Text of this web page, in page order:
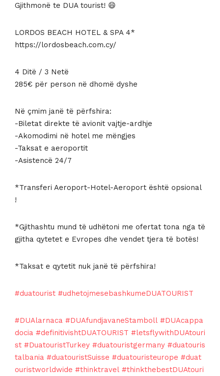
415 €. është:
285 €.
Gjithmonë te DUA tourist! 😄
LORDOS BEACH HOTEL & SPA 4*
https://lordosbeach.com.cy/
4 Ditë / 3 Netë
285€ për person në dhomë dyshe
Në çmim janë të përfshira:
-Biletat direkte të avionit vajtje-ardhje
-Akomodimi në hotel me mëngjes
-Taksat e aeroportit
-Asistencë 24/7
*Transferi Aeroport-Hotel-Aeroport është opsional
!
*Gjithashtu mund të udhëtoni me ofertat tona nga të
gjitha qytetet e Evropes dhe vendet tjera të botës!
*Taksat e qytetit nuk janë të përfshira!
#duatourist #udhetojmesebashkumeDUATOURIST
#DUAlarnaca #DUAfundjavaneStamboll #DUAcappa
docia #definitivishtDUATOURIST #letsflywithDUAtouri
st #DuatouristTurkey #duatouristgermany #duatouris
talbania #duatouristSuisse #duatouristeurope #duat
ouristworldwide #thinktravel #thinkthebestDUAtouri